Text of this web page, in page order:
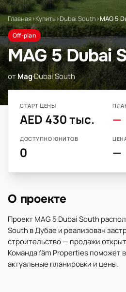
Главная›Купить›Dubai South›MAG 5
Off-plan
MAG 5 Dubai
отMag·Dubai South
СТАРТ ЦЕНЫ
AED 430 тыс. —
ДОСТУПНО ЮНИТОВ
0 —
О проекте
Проект MAG 5 Dubai South
South в Дубае и реализован
строительство — продажи
Команда fäm Properties поможет
актуальные планировки и цены.